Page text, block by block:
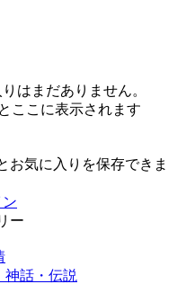
はまだありません。
ここに表示されます
お気に入りを保存できま
ン
ー
神話・伝説